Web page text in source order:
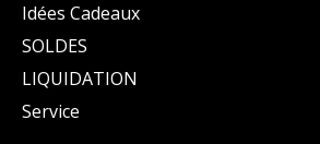
Idées Cadeaux
SOLDES
LIQUIDATION
Service